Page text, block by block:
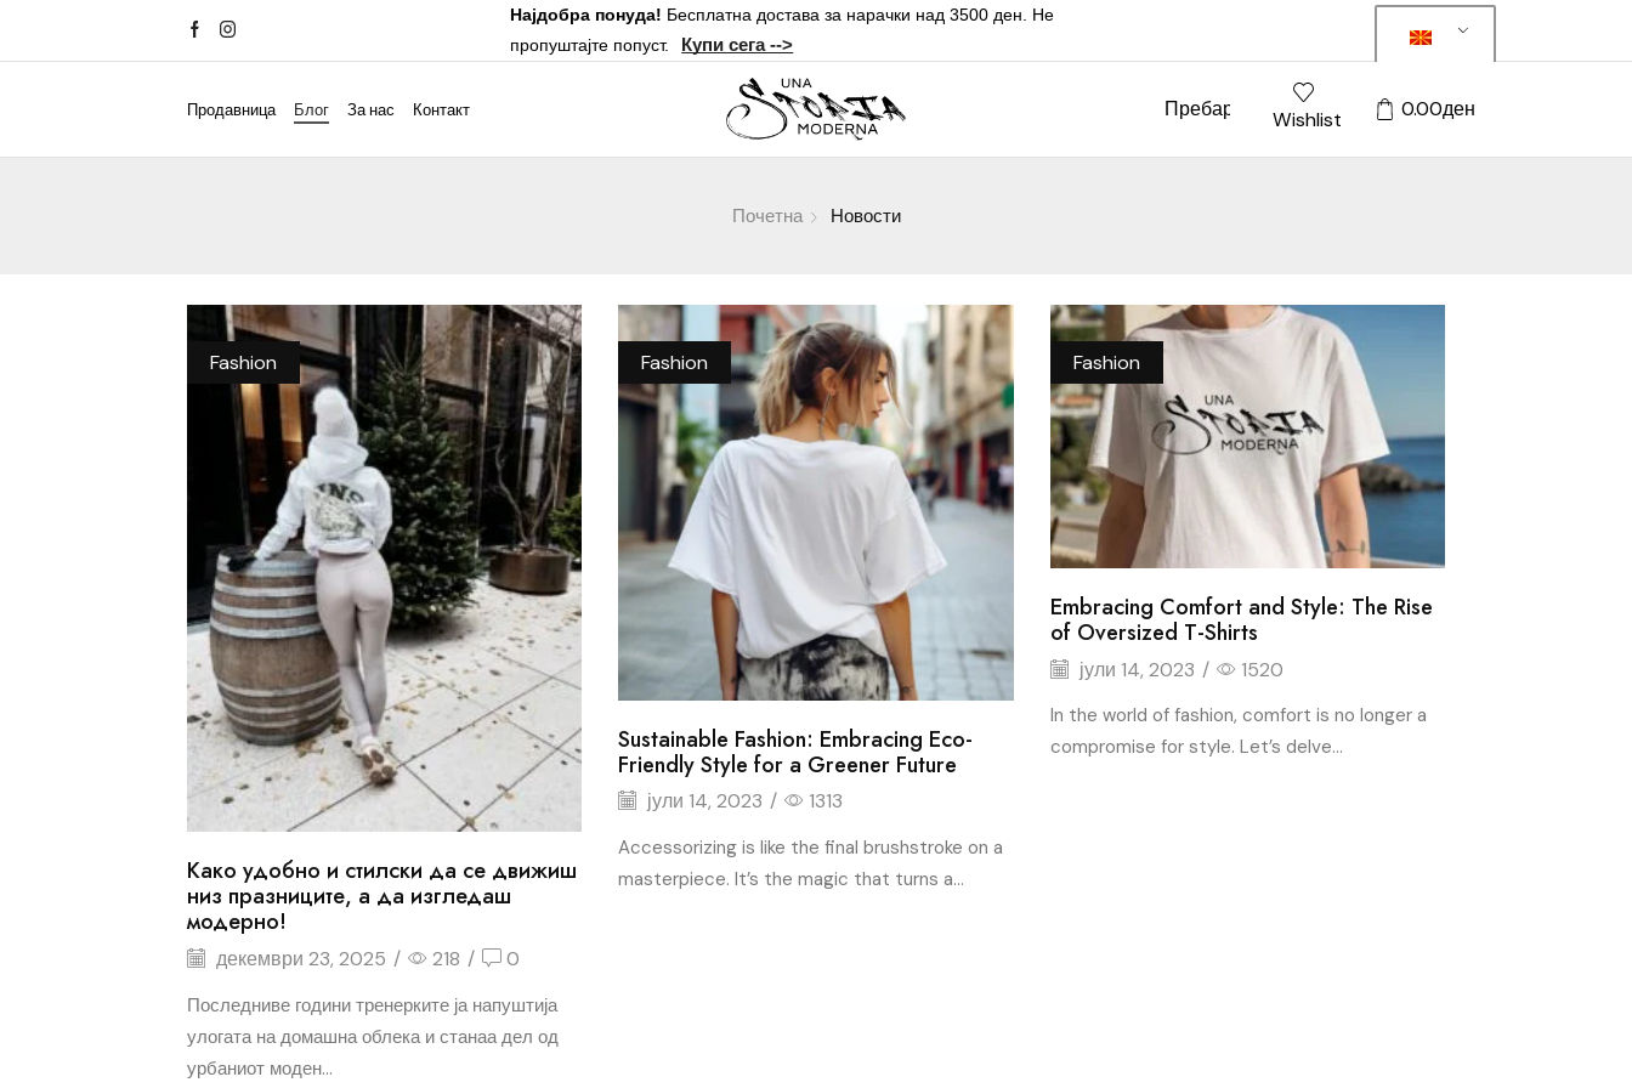
Најдобра понуда! Бесплатна достава за нарачки над 3500 ден. Не
пропуштајте попуст.
Купи сега -->
Продавница Блог За нас Контакт Пребарај Wishlist 0.00ден
Почетна Новости
Fashion
Како удобно и стилски да се движиш
низ празниците, а да изгледаш
модерно!
декември 23, 2025 / 218 / 0
Последниве години тренерките ја напуштија
улогата на домашна облека и станаа дел од
урбаниот моден...
Fashion
Sustainable Fashion: Embracing Eco-
Friendly Style for a Greener Future
јули 14, 2023 / 1313
Accessorizing is like the final brushstroke on a
masterpiece. It’s the magic that turns a...
Fashion
Embracing Comfort and Style: The Rise
of Oversized T-Shirts
јули 14, 2023 / 1520
In the world of fashion, comfort is no longer a
compromise for style. Let’s delve...